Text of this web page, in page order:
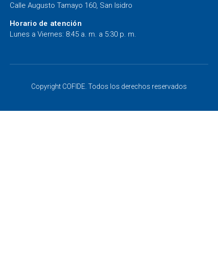
Calle Augusto Tamayo 160, San Isidro
Horario de atención
Lunes a Viernes: 8:45 a. m. a 5:30 p. m.
Copyright COFIDE. Todos los derechos reservados